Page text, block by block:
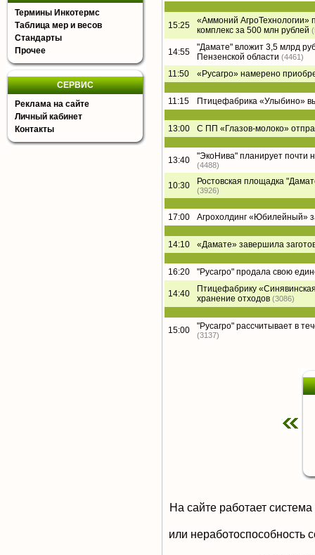
Термины Инкотермс
Таблица мер и весов
Стандарты
Прочее
СЕРВИС
Реклама на сайте
Личный кабинет
Контакты
15:25
«Аммоний АгроТехнологии»
комплекс за 500 млн рублей
14:55
"Дамате" вложит 3,5 млрд
Пензенской области (4461)
11:50 «Русагро» намерено
11:15 Птицефабрика «Улыбино»
13:00 С ПП «Глазов-молоко»
13:40 "ЭкоНива" планирует почти
(4488)
10:30 Ростовская площадка
(3926)
17:00 Агрохолдинг «Юбилейный»
14:10 «Дамате» завершила
16:20 "Русагро" продала свою
14:40
Птицефабрику
хранение отходов (3086)
15:00 "Русагро" рассчитывает в
(3137)
На сайте работает
или неработоспособность